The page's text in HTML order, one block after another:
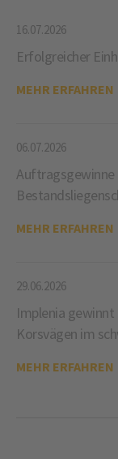
16.07.2026
Erfolgreicher
MEHR ERFAHREN
06.07.2026
Auftragsgewinne
MEHR ERFAHREN
29.06.2026
Implenia
Korsvägen im
MEHR ERFAHREN